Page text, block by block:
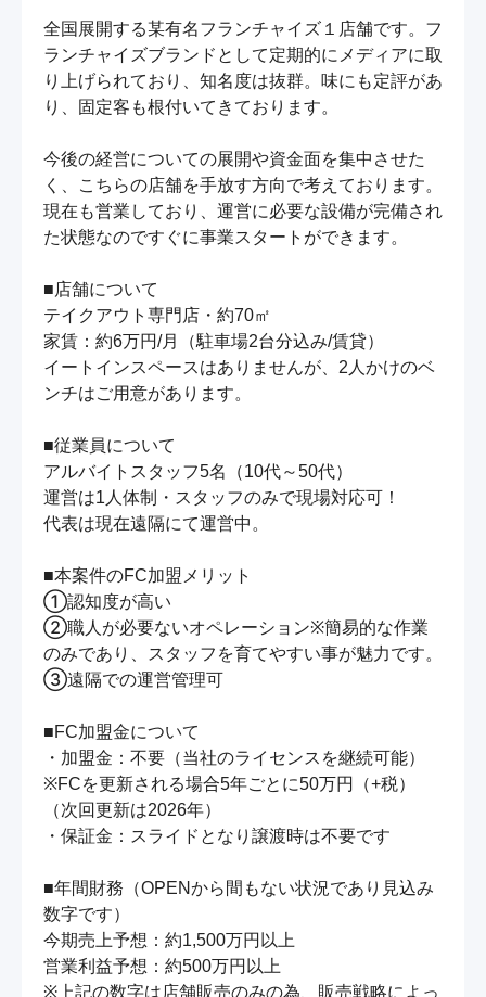
全国展開する某有名フランチャイズ１店舗です。フ
ランチャイズブランドとして定期的にメディアに取
り上げられており、知名度は抜群。味にも定評があ
り、固定客も根付いてきております。
今後の経営についての展開や資金面を集中させた
く、こちらの店舗を手放す方向で考えております。
現在も営業しており、運営に必要な設備が完備され
た状態なのですぐに事業スタートができます。
■店舗について
テイクアウト専門店・約70㎡
家賃：約6万円/月（駐車場2台分込み/賃貸）
イートインスペースはありませんが、2人かけのベ
ンチはご用意があります。
■従業員について
アルバイトスタッフ5名（10代～50代）
運営は1人体制・スタッフのみで現場対応可！
代表は現在遠隔にて運営中。
■本案件のFC加盟メリット
①認知度が高い
②職人が必要ないオペレーション※簡易的な作業
のみであり、スタッフを育てやすい事が魅力です。
③遠隔での運営管理可
■FC加盟金について
・加盟金：不要（当社のライセンスを継続可能）
※FCを更新される場合5年ごとに50万円（+税）
（次回更新は2026年）
・保証金：スライドとなり譲渡時は不要です
■年間財務（OPENから間もない状況であり見込み
数字です）
今期売上予想：約1,500万円以上
営業利益予想：約500万円以上
※上記の数字は店舗販売のみの為、販売戦略によっ